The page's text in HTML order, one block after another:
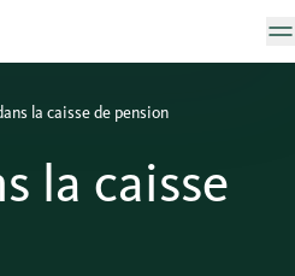
la caisse de pension
la caisse